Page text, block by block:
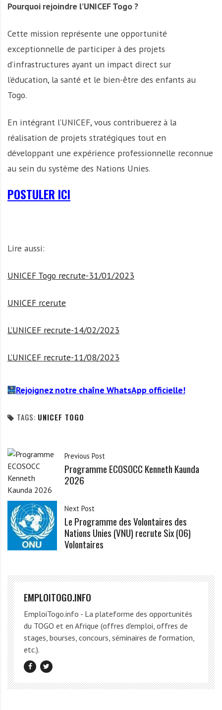
Pourquoi rejoindre l’UNICEF Togo ?
Cette mission représente une opportunité
exceptionnelle de participer à des projets
d’infrastructures ayant un impact direct sur
l’éducation, la santé et le bien-être des enfants au
Togo.
En intégrant l’UNICEF, vous contribuerez à la
réalisation de projets stratégiques tout en
développant une expérience professionnelle reconnue
au sein du système des Nations Unies.
POSTULER ICI
Lire aussi:
UNICEF Togo recrute-31/01/2023
UNICEF rcerute
L’UNICEF recrute-14/02/2023
L’UNICEF recrute-11/08/2023
Rejoignez notre chaîne WhatsApp officielle!
TAGS: UNICEF TOGO
Previous Post
Programme ECOSOCC Kenneth Kaunda
2026
Next Post
Le Programme des Volontaires des
Nations Unies (VNU) recrute Six (06)
Volontaires
EMPLOITOGO.INFO
EmploiTogo.info - La plateforme des opportunités
du TOGO et en Afrique (offres d'emploi, offres de
stages, bourses, concours, séminaires de formation,
etc.).